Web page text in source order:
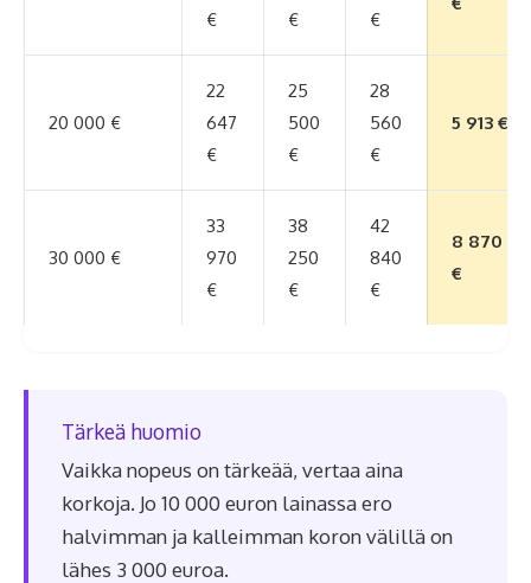
€ € €
20 000 €
22
647
€
25
500
€
28
560
€
5 913 €
30 000 €
33
970
€
38
250
€
42
840
€
8 870
€
Tärkeä huomio
Vaikka nopeus on tärkeää, vertaa aina
korkoja. Jo 10 000 euron lainassa ero
halvimman ja kalleimman koron välillä on
lähes 3 000 euroa.